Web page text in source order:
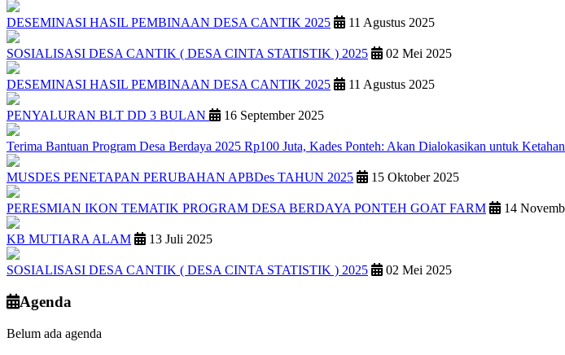
DESEMINASI HASIL PEMBINAAN DESA CANTIK 2025 11 Agustus 2025
SOSIALISASI DESA CANTIK ( DESA CINTA STATISTIK ) 2025 02 Mei 2025
DESEMINASI HASIL PEMBINAAN DESA CANTIK 2025 11 Agustus 2025
PENYALURAN BLT DD 3 BULAN 16 September 2025
Terima Bantuan Program Desa Berdaya 2025 Rp100 Juta, Kades Ponteh: Akan Dialokasikan untuk
MUSDES PENETAPAN PERUBAHAN APBDes TAHUN 2025 15 Oktober 2025
PERESMIAN IKON TEMATIK PROGRAM DESA BERDAYA PONTEH GOAT FARM 14
KB MUTIARA ALAM 13 Juli 2025
SOSIALISASI DESA CANTIK ( DESA CINTA STATISTIK ) 2025 02 Mei 2025
Agenda
Belum ada agenda